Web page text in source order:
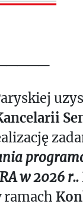
w 2026 r..